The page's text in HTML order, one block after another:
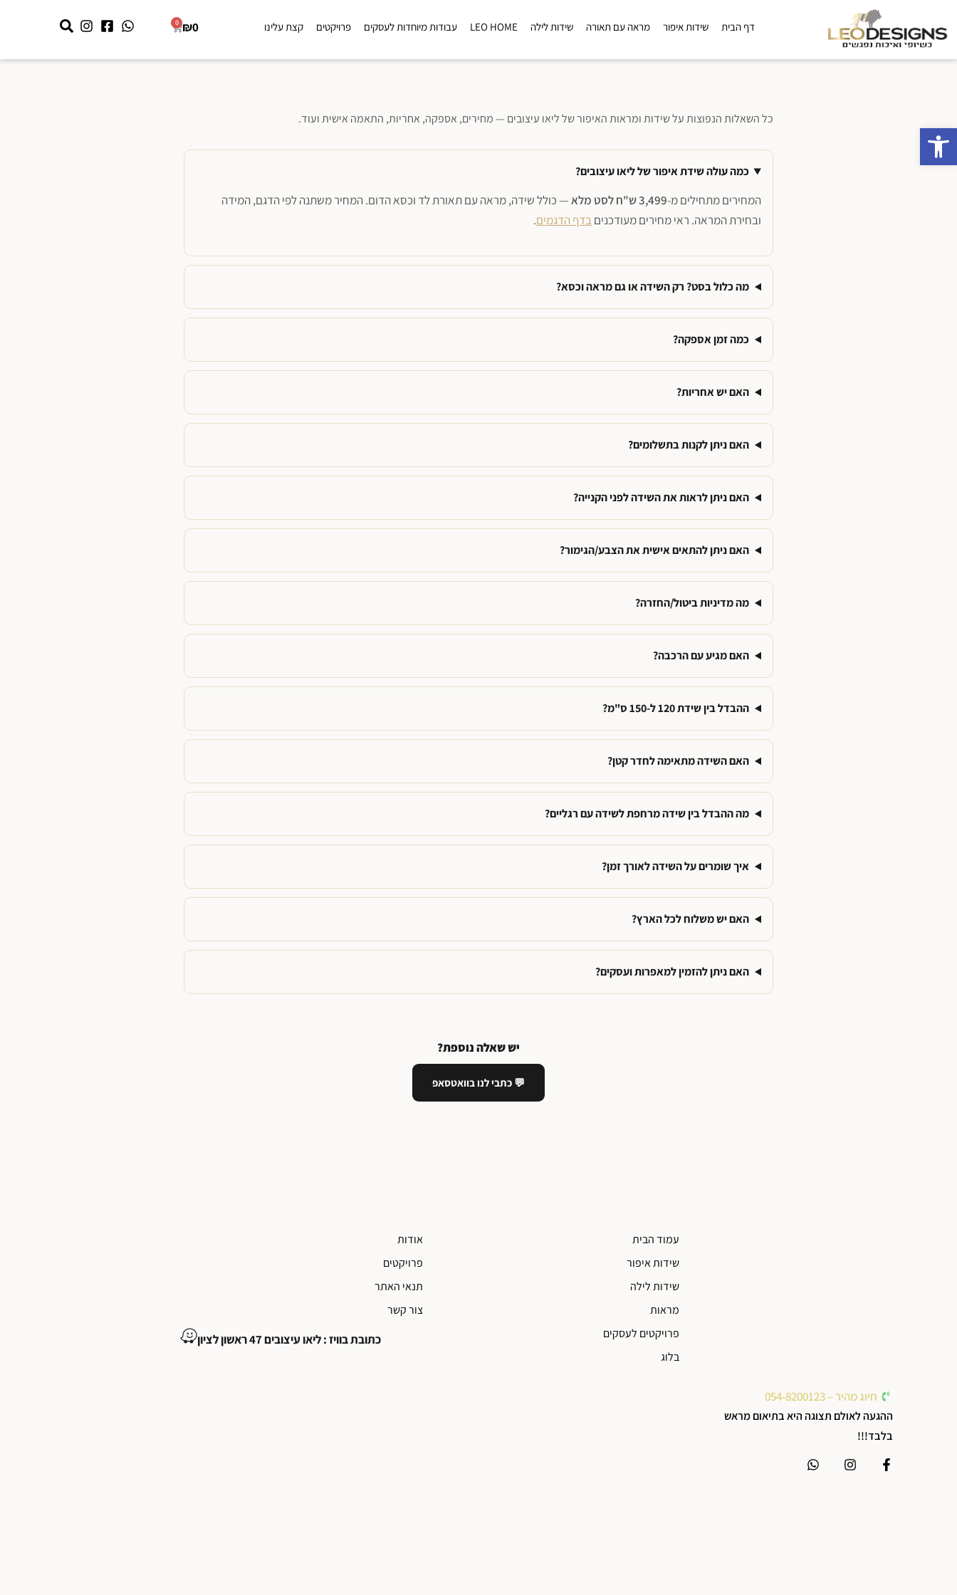
שאלות נפוצות על שידות ומראות איפור
דף הבית שידות איפור מראה עם תאורה שידות לילה LEO HOME עבודות מיוחדות לעסקים פרויקטים קצת עלינו ₪0
0
כל השאלות הנפוצות על שידות ומראות האיפור של ליאו עיצובים — מחירים, אספקה, אחריות, התאמה אישית ועוד.
כמה עולה שידת איפור של ליאו עיצובים?
המחירים מתחילים מ-3,499 ש"ח לסט מלא
— כולל שידה, מראה עם תאורת לד וכסא הדום. המחיר משתנה לפי הדגם, המידה
ובחירת המראה. ראי מחירים מעודכניםבדף הדגמים.
מה כלול בסט? רק השידה או גם מראה וכסא?
כמה זמן אספקה?
האם יש אחריות?
האם ניתן לקנות בתשלומים?
האם ניתן לראות את השידה לפני הקנייה?
האם ניתן להתאים אישית את הצבע/הגימור?
מה מדיניות ביטול/החזרה?
האם מגיע עם הרכבה?
ההבדל בין שידת 120 ל-150 ס"מ?
האם השידה מתאימה לחדר קטן?
מה ההבדל בין שידה מרחפת לשידה עם רגליים?
איך שומרים על השידה לאורך זמן?
האם יש משלוח לכל הארץ?
האם ניתן להזמין למאפרות ועסקים?
יש שאלה נוספת?
💬 כתבי לנו בוואטסאפ
חיוג מהיר – 054-8200123
ההגעה לאולם תצוגה היא בתיאום מראש
בלבד!!!
עמוד הבית
שידות איפור
שידות לילה
מראות
פרויקטים לעסקים
בלוג
אודות
פרויקטים
תנאי האתר
צור קשר
כתובת בוויז : ליאו עיצובים 47 ראשון לציון
פתח סרגל נגישות